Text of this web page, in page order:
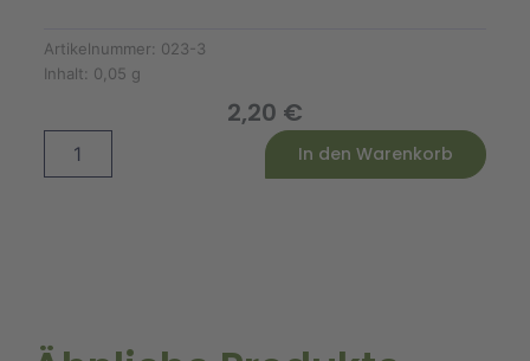
Artikelnummer: 023-3
Inhalt: 0,05 g
2,20 €
Menge
In den Warenkorb
Alternative: